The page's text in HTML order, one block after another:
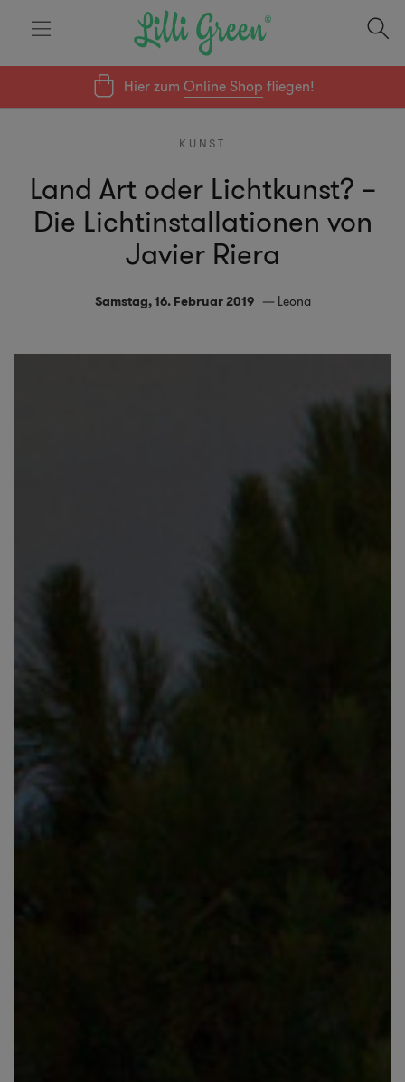
Hier zumOnline Shop fliegen!
KUNST
Land Art oder Lichtkunst? –
Die Lichtinstallationen von
Javier Riera
Samstag, 16. Februar 2019 Leona